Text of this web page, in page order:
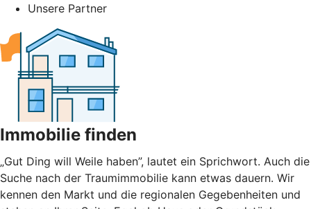
Unsere Partner
Immobilie finden
„Gut Ding will Weile haben”, lautet ein Sprichwort. Auch die
Suche nach der Traumimmobilie kann etwas dauern. Wir
kennen den Markt und die regionalen Gegebenheiten und